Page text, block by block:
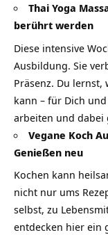
Thai Yoga
berührt werden
Diese intensive
Ausbildung. Sie
Präsenz. Du
kann – für Dich
arbeiten und dabei
Vegane Koch
Genießen neu
Kochen kann
nicht nur ums
selbst, zu
entdecken hier ein